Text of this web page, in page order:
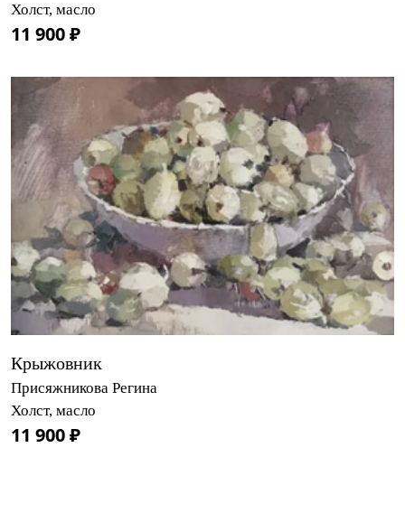
Холст, масло
11 900 ₽
Крыжовник
Присяжникова Регина
Холст, масло
11 900 ₽